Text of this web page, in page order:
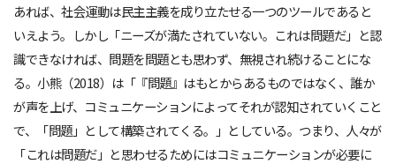
あれば、社会運動は民主主義を成り立たせる一つのツールであると
いえよう。しかし「ニーズが満たされていない。これは問題だ」と認
識できなければ、問題を問題とも思わず、無視され続けることにな
る。小熊（2018）は「『問題』はもとからあるものではなく、誰か
が声を上げ、コミュニケーションによってそれが認知されていくこと
で、「問題」として構築されてくる。」としている。つまり、人々が
「これは問題だ」と思わせるためにはコミュニケーションが必要に